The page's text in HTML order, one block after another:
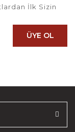
İlk Sizin
ÜYE OL